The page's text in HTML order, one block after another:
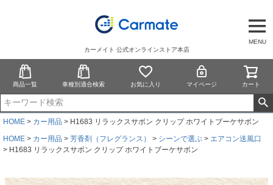
MENU
カーメイト 公式オンラインストア本店
商品一覧 車種別適合検索 お気に入り マイページ カート
HOME カー用品
H1683 リラックスサボン クリップ ホワイトブーケサボン
HOME
カー用品 芳香剤（フレグランス） シーンで選ぶ
エアコン送風口
H1683 リラックスサボン クリップ ホワイトブーケサボン